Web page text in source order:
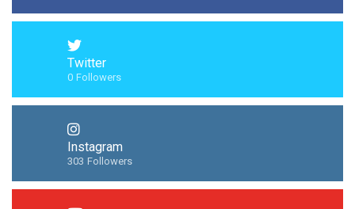
Twitter
0 Followers
Instagram
303 Followers